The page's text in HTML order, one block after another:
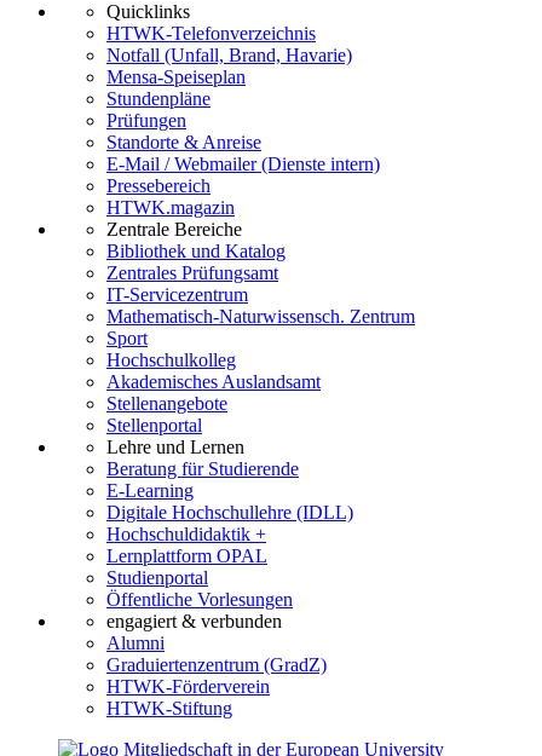
Quicklinks
HTWK-Telefonverzeichnis
Notfall (Unfall, Brand, Havarie)
Mensa-Speiseplan
Stundenpläne
Prüfungen
Standorte & Anreise
E-Mail / Webmailer (Dienste intern)
Pressebereich
HTWK.magazin
Zentrale Bereiche
Bibliothek und Katalog
Zentrales Prüfungsamt
IT-Servicezentrum
Mathematisch-Naturwissensch. Zentrum
Sport
Hochschulkolleg
Akademisches Auslandsamt
Stellenangebote
Stellenportal
Lehre und Lernen
Beratung für Studierende
E-Learning
Digitale Hochschullehre (IDLL)
Hochschuldidaktik +
Lernplattform OPAL
Studienportal
Öffentliche Vorlesungen
engagiert & verbunden
Alumni
Graduiertenzentrum (GradZ)
HTWK-Förderverein
HTWK-Stiftung